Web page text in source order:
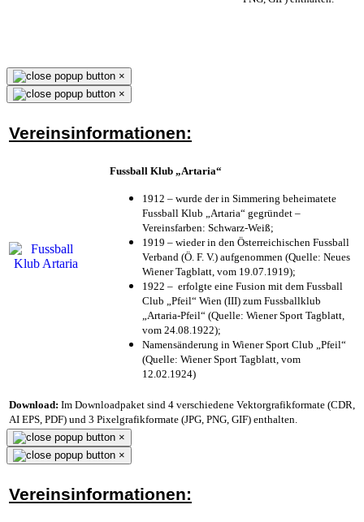
×
×
Vereinsinformationen:
Fussball Klub „Artaria“
1912 – wurde der in Simmering beheimatete
Fussball Klub „Artaria“ gegründet –
Vereinsfarben: Schwarz-Weiß;
1919 – wieder in den Österreichischen Fussball
Verband (Ö. F. V.) aufgenommen (Quelle: Neues
Wiener Tagblatt, vom 19.07.1919);
1922 – erfolgte eine Fusion mit dem Fussball
Club „Pfeil“ Wien (III) zum Fussballklub
„Artaria-Pfeil“ (Quelle: Wiener Sport Tagblatt,
vom 24.08.1922);
Namensänderung in Wiener Sport Club „Pfeil“
(Quelle: Wiener Sport Tagblatt, vom
12.02.1924)
Download: Im Downloadpaket sind 4 verschiedene Vektorgrafikformate (CDR,
AI EPS, PDF) und 3 Pixelgrafikformate (JPG, PNG, GIF) enthalten.
×
×
Vereinsinformationen: